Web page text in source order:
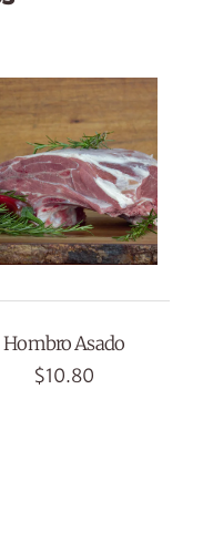
Hombro Asado
$10.80